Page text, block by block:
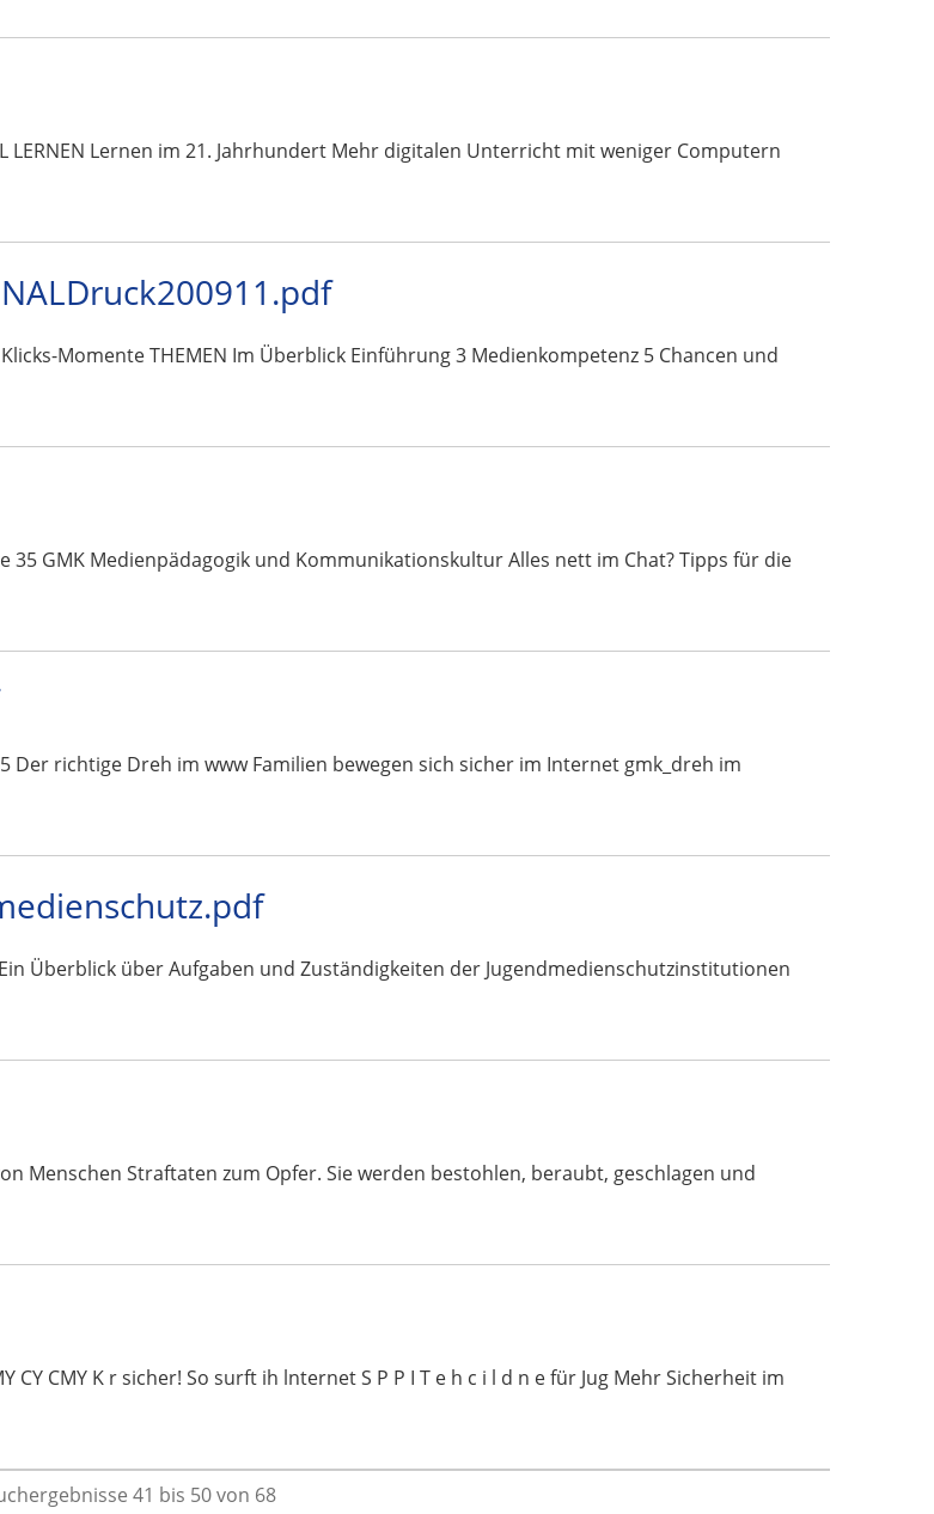
LERNEN Lernen im 21. Jahrhundert Mehr digitalen Unterricht mit weniger Computern
Momente THEMEN Im Überblick Einführung 3 Medienkompetenz 5 Chancen und
35 GMK Medienpädagogik und Kommunikationskultur Alles nett im Chat? Tipps für die
Der richtige Dreh im www Familien bewegen sich sicher im Internet gmk_dreh im
Ein Überblick über Aufgaben und Zuständigkeiten der Jugendmedienschutzinstitutionen
Menschen Straftaten zum Opfer. Sie werden bestohlen, beraubt, geschlagen und
CY CMY K r sicher! So surft ih lnternet S P P I T e h c i l d n e für Jug Mehr Sicherheit im
41 bis 50 von 68